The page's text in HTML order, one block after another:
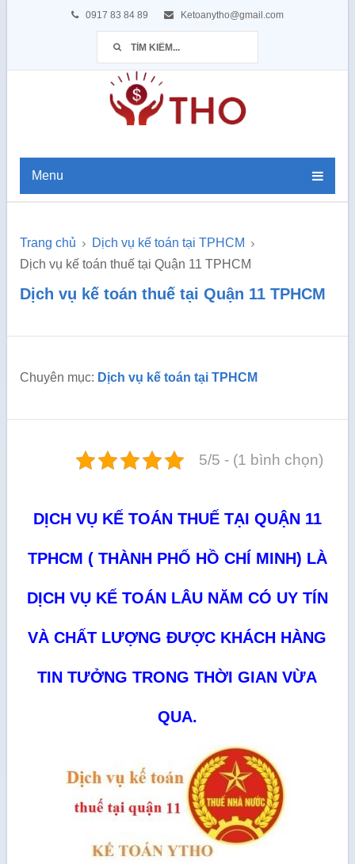
0917 83 84 89 Ketoanytho@gmail.com
Menu
Trang chủ
Dịch vụ kế toán tại TPHCM
Dịch vụ kế toán thuế tại Quận 11 TPHCM
Dịch vụ kế toán thuế tại Quận 11 TPHCM
Chuyên mục: Dịch vụ kế toán tại TPHCM
5/5 - (1 bình chọn)
DỊCH VỤ KẾ TOÁN THUẾ TẠI QUẬN 11
TPHCM ( THÀNH PHỐ HỒ CHÍ MINH) LÀ
DỊCH VỤ KẾ TOÁN LÂU NĂM CÓ UY TÍN
VÀ CHẤT LƯỢNG ĐƯỢC KHÁCH HÀNG
TIN TƯỞNG TRONG THỜI GIAN VỪA
QUA.